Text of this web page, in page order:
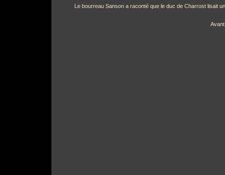
Le bourreau Sanson a raconté que le duc de Charrost lisait